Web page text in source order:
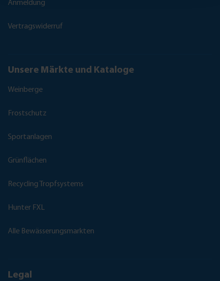
Anmeldung
Vertragswiderruf
Unsere Märkte und Kataloge
Weinberge
Frostschutz
Sportanlagen
Grünflächen
Recycling Tropfsystems
Hunter FXL
Alle Bewässerungsmarkten
Legal